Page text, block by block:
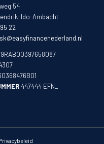
54
Ido-Ambacht
22
447444 EFN_
Privacybeleid